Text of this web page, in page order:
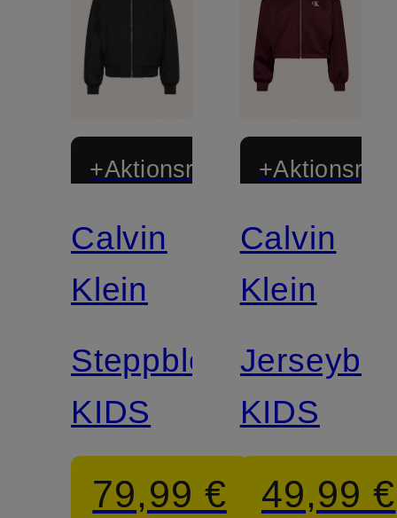
+Aktionsrabatt
Calvin
Klein
Steppblouson
KIDS
79,99 €
Calvin
Klein
KIDS
49,99 €